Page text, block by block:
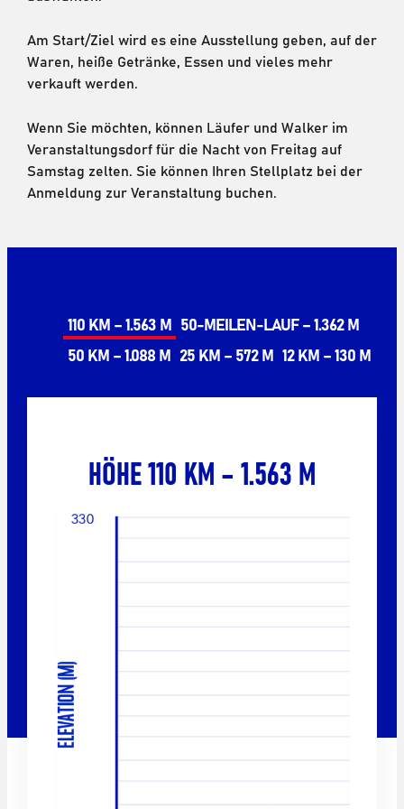
Am Start/Ziel wird es eine Ausstellung geben, auf der
Waren, heiße Getränke, Essen und vieles mehr
verkauft werden.
Wenn Sie möchten, können Läufer und Walker im
Veranstaltungsdorf für die Nacht von Freitag auf
Samstag zelten. Sie können Ihren Stellplatz bei der
Anmeldung zur Veranstaltung buchen.
110 KM – 1.563 M 50-MEILEN-LAUF – 1.362 M
50 KM – 1.088 M 25 KM – 572 M 12 KM – 130 M
HÖHE 110 KM – 1.563 M